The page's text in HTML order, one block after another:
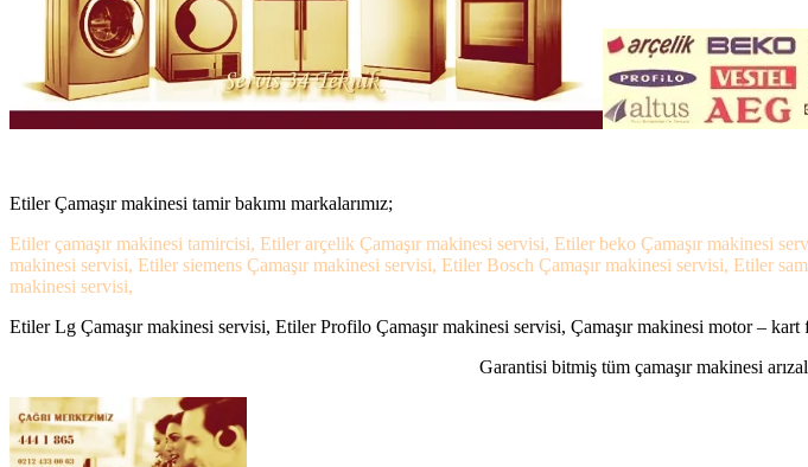
Etiler Çamaşır makinesi tamir bakımı markalarımız;
Etiler çamaşır makinesi tamircisi, Etiler arçelik Çamaşır makinesi servisi, Etiler beko Çamaşır makinesi
makinesi servisi, Etiler siemens Çamaşır makinesi servisi, Etiler Bosch Çamaşır makinesi servisi, Etiler
makinesi servisi,
Etiler Lg Çamaşır makinesi servisi, Etiler Profilo Çamaşır makinesi servisi, Çamaşır makinesi motor – kart
Garantisi bitmiş tüm çamaşır makinesi